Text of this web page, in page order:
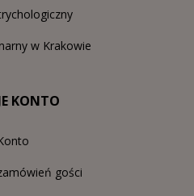
w Krakowie
KONTO
gości